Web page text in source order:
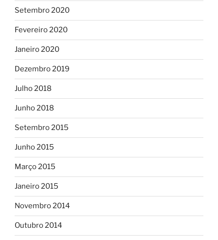
Setembro 2020
Fevereiro 2020
Janeiro 2020
Dezembro 2019
Julho 2018
Junho 2018
Setembro 2015
Junho 2015
Março 2015
Janeiro 2015
Novembro 2014
Outubro 2014